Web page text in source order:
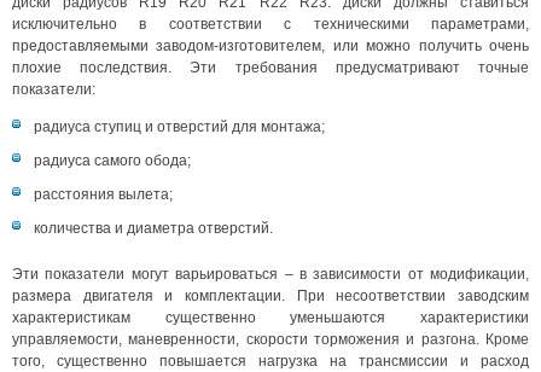
исключительно в соответствии с техническими параметрами,
предоставляемыми заводом-изготовителем, или можно получить очень
плохие последствия. Эти требования предусматривают точные
показатели:
радиуса ступиц и отверстий для монтажа;
радиуса самого обода;
расстояния вылета;
количества и диаметра отверстий.
Эти показатели могут варьироваться – в зависимости от модификации,
размера двигателя и комплектации. При несоответствии заводским
характеристикам существенно уменьшаются характеристики
управляемости, маневренности, скорости торможения и разгона. Кроме
того, существенно повышается нагрузка на трансмиссии и расход